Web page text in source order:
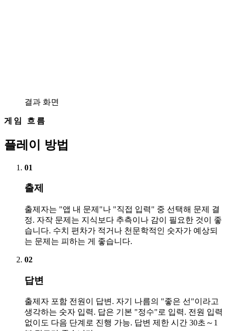
결과 화면
게임 흐름
플레이 방법
01
출제
출제자는 "앱 내 문제"나 "직접 입력" 중 선택해 문제 결
정. 자작 문제는 지식보다 추측이나 감이 필요한 것이 좋
습니다. 수치 편차가 적거나 천문학적인 숫자가 예상되
는 문제는 피하는 게 좋습니다.
02
답변
출제자 포함 전원이 답변. 자기 나름의 "좋은 선"이라고
생각하는 숫자 입력. 답은 기본 "정수"로 입력. 전원 입력
없이도 다음 단계로 진행 가능. 답변 제한 시간 30초～1